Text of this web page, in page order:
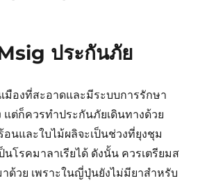
ประกันภัย
มืองที่สะอาดและมีระบบการรักษา
ต่ก็ควรทำประกันภัยเดินทางด้วย
นและใบไม้ผลิจะเป็นช่วงที่ยุงชุม
นโรคมาลาเรียได้ ดังนั้น ควรเตรียมส
ด้วย เพราะในญี่ปุ่นยังไม่มียาสำหรับ